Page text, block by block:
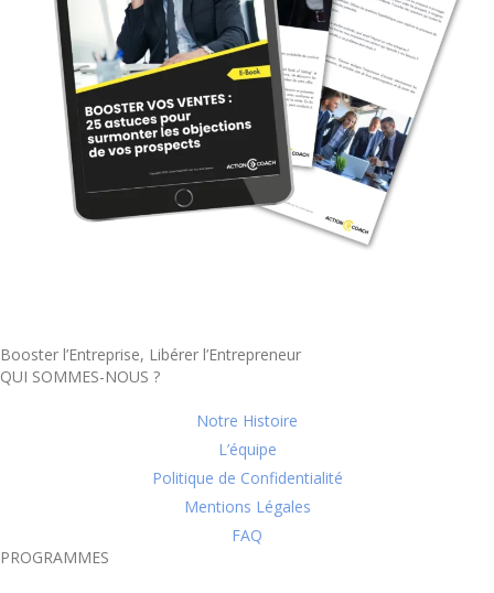
Booster l’Entreprise, Libérer l’Entrepreneur
QUI SOMMES-NOUS ?
Notre Histoire
L’équipe
Politique de Confidentialité
Mentions Légales
FAQ
PROGRAMMES